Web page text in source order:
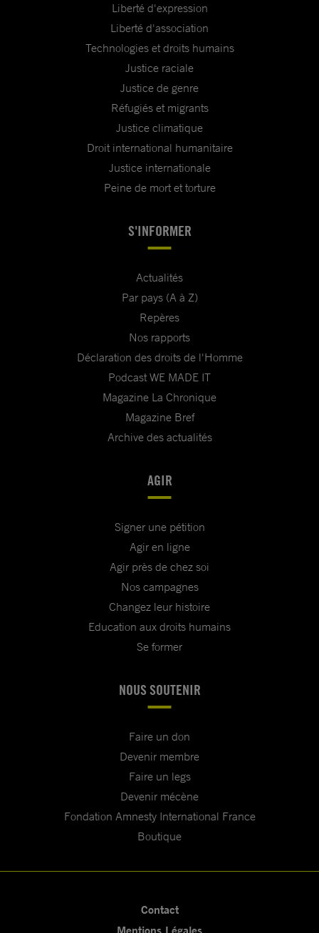
Liberté d'expression
Liberté d'association
Technologies et droits humains
Justice raciale
Justice de genre
Réfugiés et migrants
Justice climatique
Droit international humanitaire
Justice internationale
Peine de mort et torture
S'INFORMER
Actualités
Par pays (A à Z)
Repères
Nos rapports
Déclaration des droits de l'Homme
Podcast WE MADE IT
Magazine La Chronique
Magazine Bref
Archive des actualités
AGIR
Signer une pétition
Agir en ligne
Agir près de chez soi
Nos campagnes
Changez leur histoire
Education aux droits humains
Se former
NOUS SOUTENIR
Faire un don
Devenir membre
Faire un legs
Devenir mécène
Fondation Amnesty International France
Boutique
Contact